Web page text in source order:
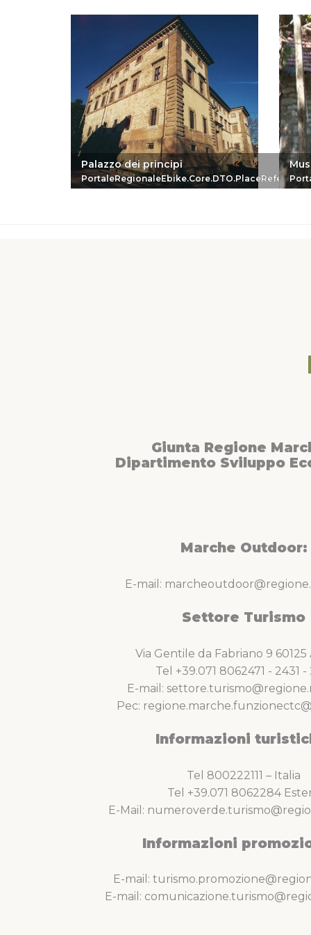
Palazzo dei principi
Giunta Regione
Dipartimento Sviluppo
Marche Outdoor:
E-mail:
Settore Turismo
Via Gentile da Fabriano 9
Tel +39.071 8062471 - 2431 -
E-mail:
Pec:
Informazioni
Tel 800222111 – Italia
Tel +39.071 8062284
E-Mail:
Informazioni
E-mail:
E-mail: